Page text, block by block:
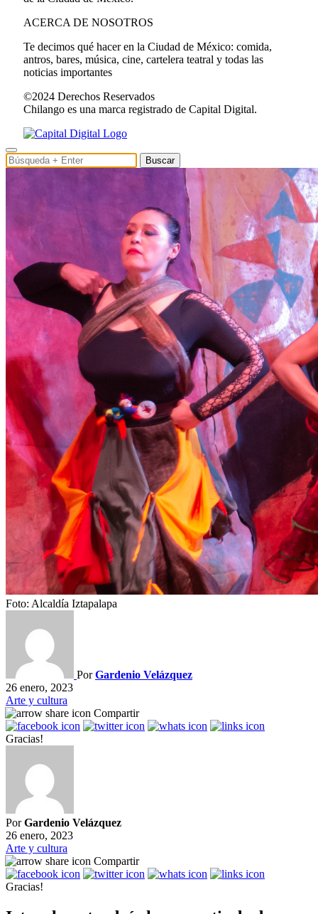
ACERCA DE NOSOTROS
Te decimos qué hacer en la Ciudad de México: comida,
antros, bares, música, cine, cartelera teatral y todas las
noticias importantes
©2024 Derechos Reservados
Chilango es una marca registrado de Capital Digital.
Buscar
Foto: Alcaldía Iztapalapa
PorGardenio Velázquez
26 enero, 2023
Arte y cultura
Compartir
Gracias!
PorGardenio Velázquez
26 enero, 2023
Arte y cultura
Compartir
Gracias!